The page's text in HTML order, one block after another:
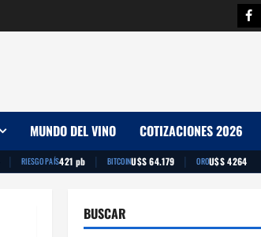
MUNDO DEL VINO COTIZACIONES 2026
| RIESGO PAÍS421 pb | BITCOINU$S 64.179 | OROU$S 4264
BUSCAR